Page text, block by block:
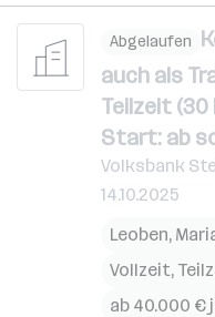
Abgelaufen
auch als
Teilzeit (30
Start: ab
Volksbank
14.10.2025
Leoben,
Vollzeit,
ab 40.000 €